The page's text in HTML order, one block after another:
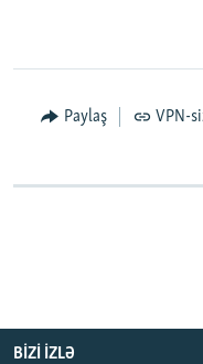
Paylaş VPN-
BIZI IZLƏ